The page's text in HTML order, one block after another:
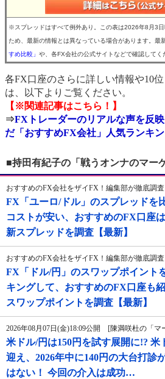
※スプレッドはすべて例外あり。この表は2026年8月3
ため、最新の情報とは異なっている場合があります。最
すめ比較」 や、各FX会社の公式サイトなどで確認してく
各FX口座のさらに詳しい情報や10
は、以下よりご覧ください。
【※関連記事はこちら！】
⇒FXトレーダーのリアルな声を反
だ「おすすめFX会社」人気ランキン
■持田有紀子の「戦うオンナのマー
おすすめのFX会社をザイFX！編集部が徹底調査
FX「ユーロ/ドル」のスプレッドを
コストが安い、おすすめのFX口座
新スプレッドを調査【最新】
おすすめのFX会社をザイFX！編集部が徹底調査
FX「ドル/円」のスワップポイント
キングして、おすすめのFX口座も
スワップポイントを調査【最新】
2026年08月07日(金)18:09公開 [陳満咲杜の「マ
米ドル/円は150円を試す展開に!? 米
迎え、2026年中に140円の大台打診
はない！ 今回の介入は成功…